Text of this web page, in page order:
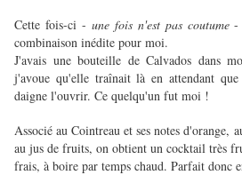
Cette fois-ci - une fois n'est pas coutume-
combinaison inédite pour moi.
J'avais une bouteille de Calvados dans
j'avoue qu'elle traînait là en attendant
daigne l'ouvrir. Ce quelqu'un fut moi !
Associé au Cointreau et ses notes d'orange,
au jus de fruits, on obtient un cocktail très
frais, à boire par temps chaud. Parfait donc